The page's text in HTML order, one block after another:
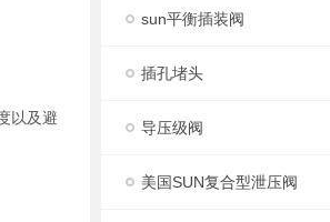
sun平衡插装阀
插孔堵头
导压级阀
美国SUN复合型泄压阀
以及避